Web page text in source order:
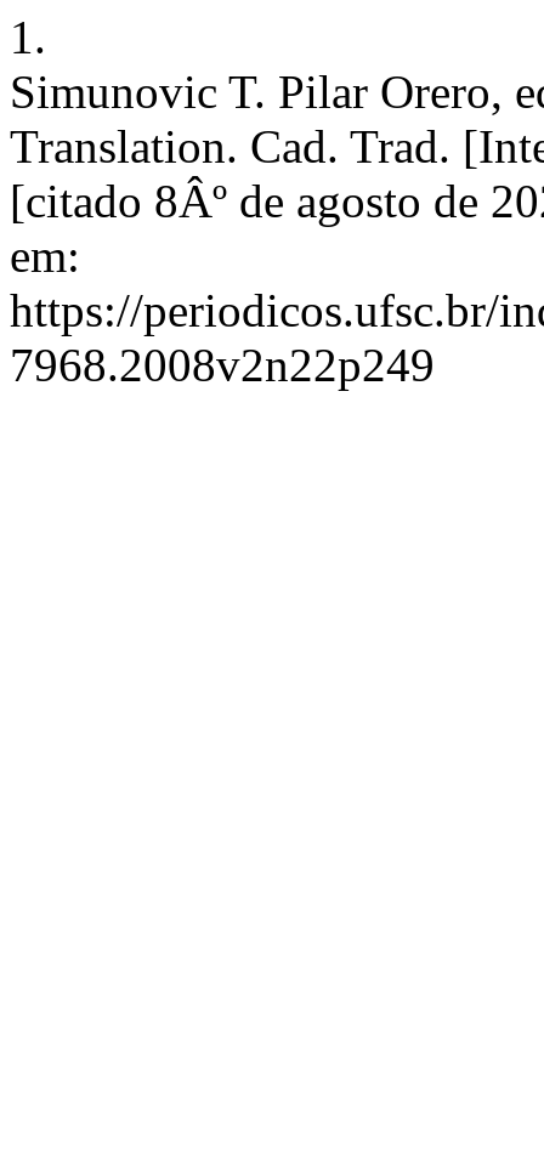
1.
Simunovic T. Pilar Orero,
Translation. Cad. Trad.
[citado 8Âº de agosto de
em:
https://periodicos.ufsc.br/
7968.2008v2n22p249